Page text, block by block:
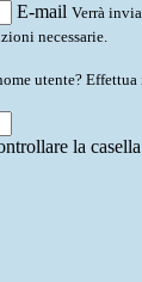
E-mail Verrà
necessarie.
utente?
la